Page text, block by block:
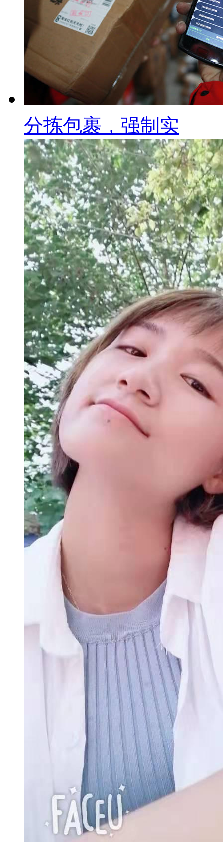
分拣包裹，强制实